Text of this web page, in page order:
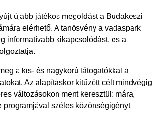
újabb játékos megoldást a Budakeszi
elérhető. A tanösvény a vadaspark
informatívabb kikapcsolódást, és a
a kis- és nagykorú látogatókkal a
Az alapításkor kitűzött célt mindvégig
változásokon ment keresztül: mára,
programjával széles közönségigényt